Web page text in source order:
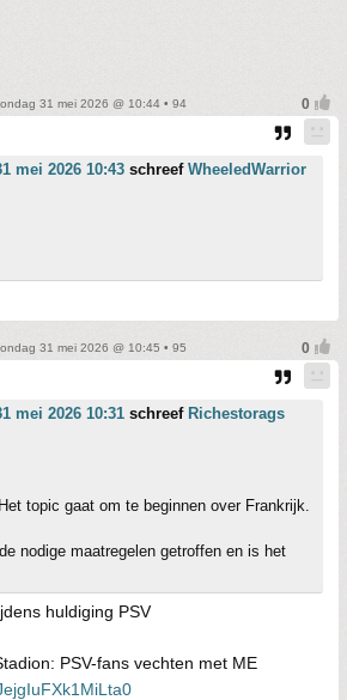
31 mei 2026 @ 10:44 • 94
mei 2026 10:43 schreef WheeledWarrior
31 mei 2026 @ 10:45 • 95
mei 2026 10:31 schreef Richestorags
topic gaat om te beginnen over Frankrijk.
nodige maatregelen getroffen en is het
huldiging PSV
PSV-fans vechten met ME